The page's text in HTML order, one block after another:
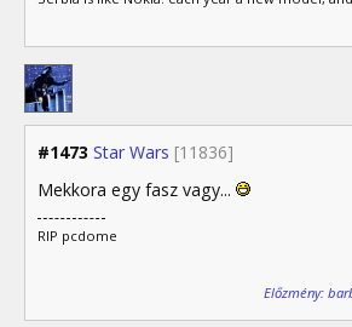
#1473 Star Wars [11836]
Mekkora egy fasz vagy...
RIP pcdome
Előzmény: